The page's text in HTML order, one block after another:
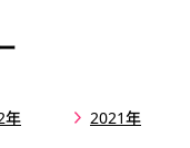
年 2021年